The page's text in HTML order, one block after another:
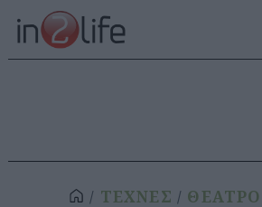
ΤΕΧΝΕΣ